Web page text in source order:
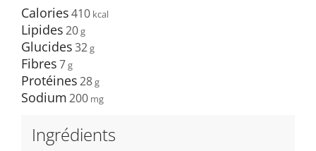
Calories410
Lipides20
Glucides32
Fibres7
Protéines28
Sodium200
Ingrédients